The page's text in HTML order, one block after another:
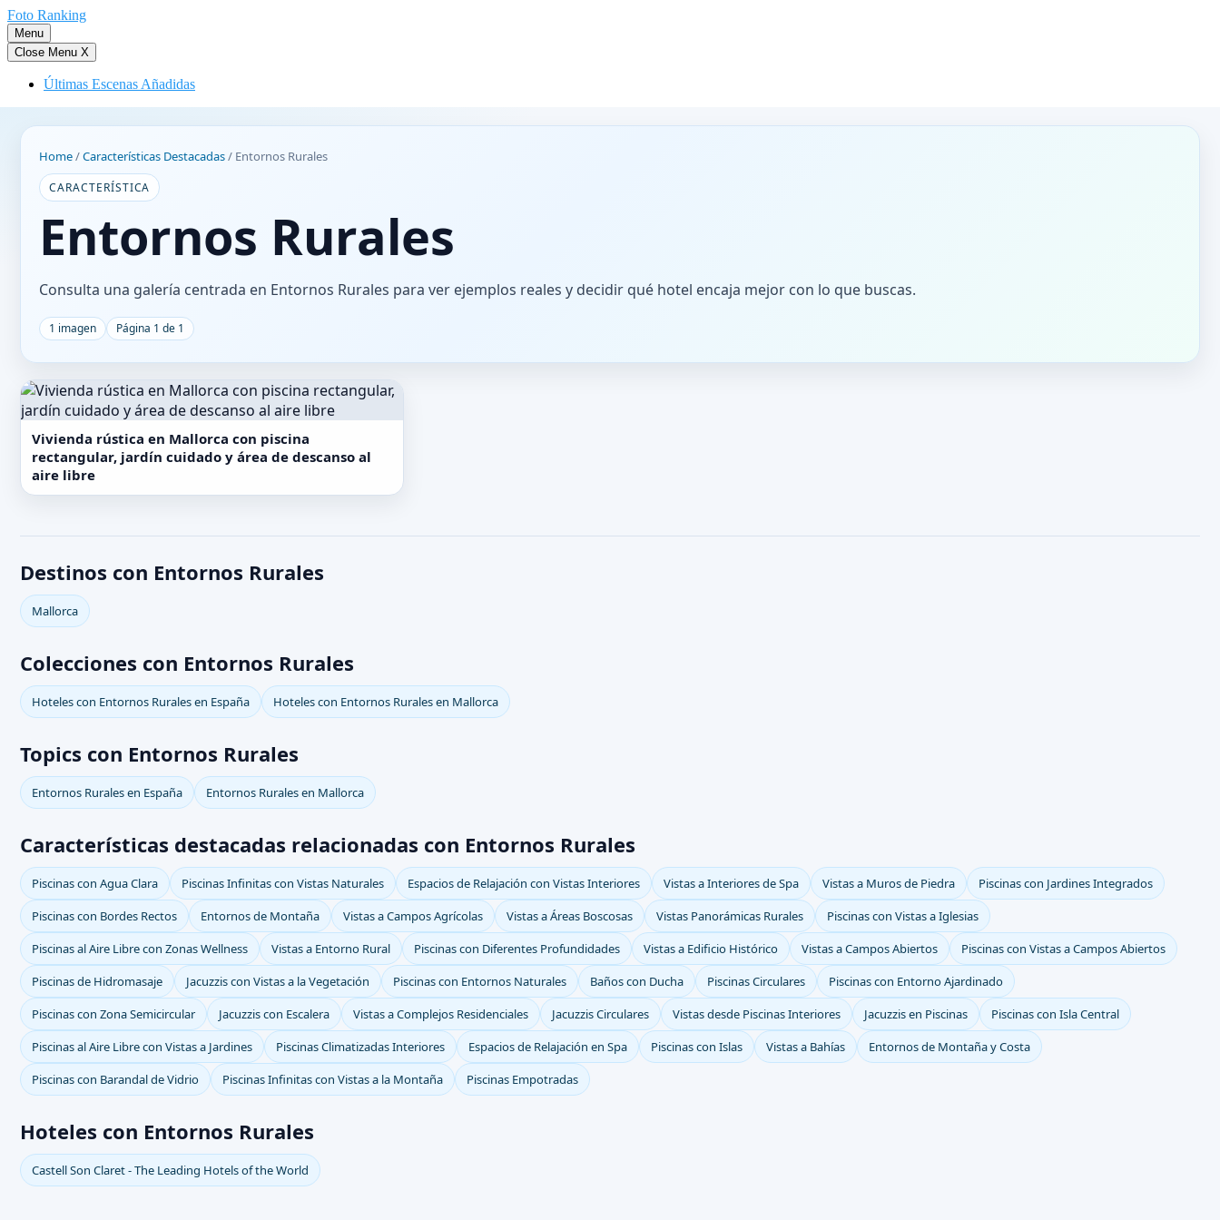
Saltar
al
contenido
Foto Ranking
Menu
Close Menu X
Últimas Escenas Añadidas
Home/Características Destacadas/ Entornos Rurales
CARACTERÍSTICA
Entornos Rurales
Consulta una galería centrada en Entornos Rurales para ver ejemplos reales y decidir qué hotel encaja mejor con lo que buscas.
1 imagen Página 1 de 1
Vivienda rústica en Mallorca con piscina
rectangular, jardín cuidado y área de descanso al
aire libre
Destinos con Entornos Rurales
Mallorca
Colecciones con Entornos Rurales
Hoteles con Entornos Rurales en España Hoteles con Entornos Rurales en Mallorca
Topics con Entornos Rurales
Entornos Rurales en España Entornos Rurales en Mallorca
Características destacadas relacionadas con Entornos Rurales
Piscinas con Agua Clara Piscinas Infinitas con Vistas Naturales Espacios de Relajación con Vistas Interiores Vistas a Interiores de Spa Vistas a Muros de Piedra
Piscinas con Jardines Integrados
Piscinas con Bordes Rectos
Entornos de Montaña Vistas a Campos Agrícolas Vistas a Áreas Boscosas Vistas Panorámicas Rurales
Piscinas con Vistas a Iglesias
Piscinas al Aire Libre con Zonas Wellness
Vistas a Entorno Rural Piscinas con Diferentes Profundidades Vistas a Edificio Histórico Vistas a Campos Abiertos
Piscinas con Vistas a Campos Abiertos
Piscinas de Hidromasaje
Jacuzzis con Vistas a la Vegetación Piscinas con Entornos Naturales Baños con Ducha Piscinas Circulares
Piscinas con Entorno Ajardinado
Piscinas con Zona Semicircular
Jacuzzis con Escalera Vistas a Complejos Residenciales Jacuzzis Circulares Vistas desde Piscinas Interiores Jacuzzis en Piscinas
Piscinas con Isla Central
Piscinas al Aire Libre con Vistas a Jardines
Piscinas Climatizadas Interiores Espacios de Relajación en Spa Piscinas con Islas Vistas a Bahías
Entornos de Montaña y Costa
Piscinas con Barandal de Vidrio
Piscinas Infinitas con Vistas a la Montaña Piscinas Empotradas
Hoteles con Entornos Rurales
Castell Son Claret - The Leading Hotels of the World